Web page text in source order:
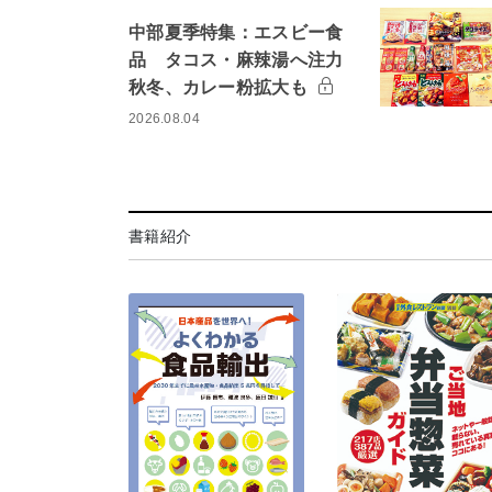
中部夏季特集：エスビー食
品 タコス・麻辣湯へ注力
秋冬、カレー粉拡大も
2026.08.04
書籍紹介